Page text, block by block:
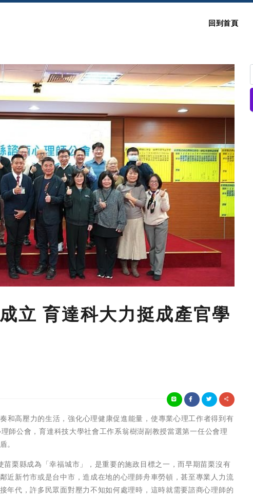
回到首頁
立 育達科大力挺成產官學
高壓力的生活，強化心理健康促進能量，使專業心理工作者得到有
師公會，育達科技大學社會工作系翁樹澍副教授當選第一任公會理
。
栗縣成為「幸福城市」，是重要的施政目標之一，而早期苗栗沒有
近新竹市或是台中市，造成在地的心理師舟車勞頓，甚至專業人力流
年代，許多民眾面對壓力不知如何處理時，這時就需要諮商心理師的